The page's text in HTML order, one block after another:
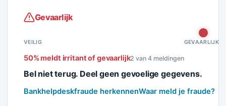
Gevaarlijk
VEILIG GEVAARLIJK
50% meldt irritant of gevaarlijk2 van 4 meldingen
Bel niet terug. Deel geen gevoelige gegevens.
Bankhelpdeskfraude herkennenWaar meld je fraude?